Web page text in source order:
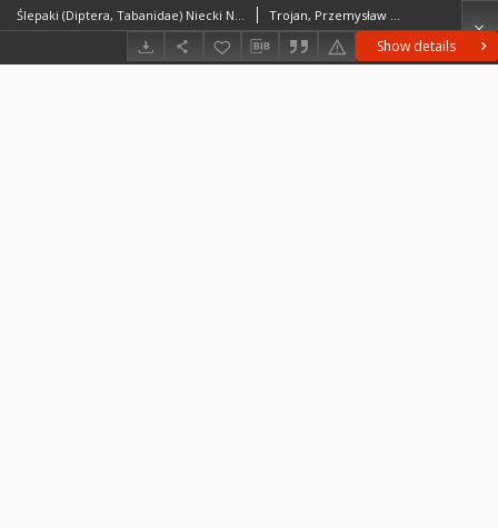
Show details
Ślepaki (Diptera, Tabanidae) Niecki Nidziańskiej = Slepni (Diptera, Tabanidae) doliny reki Nidy Trojan, Przemysław (1929– )